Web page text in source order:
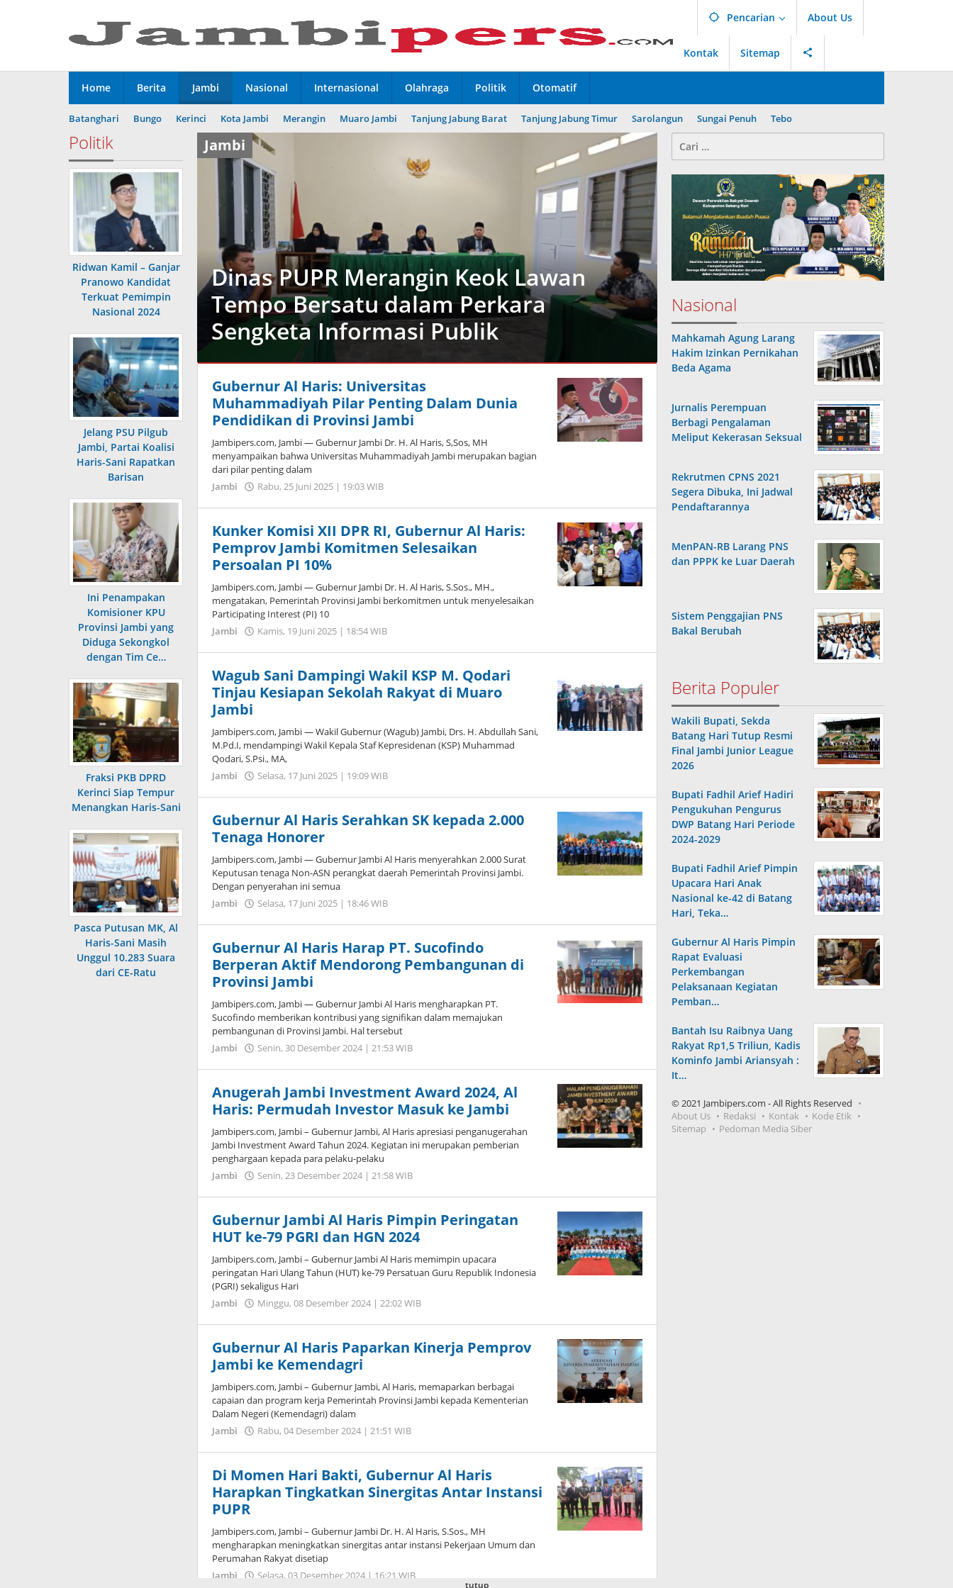
Pencarian About Us
Kontak Sitemap
Home Berita Jambi Nasional Internasional Olahraga Politik Otomatif
Batanghari Bungo Kerinci Kota Jambi Merangin Muaro Jambi Tanjung Jabung Barat Tanjung Jabung Timur Sarolangun Sungai Penuh Tebo
Politik
Ridwan Kamil – Ganjar
Pranowo Kandidat
Terkuat Pemimpin
Nasional 2024
Jelang PSU Pilgub
Jambi, Partai Koalisi
Haris-Sani Rapatkan
Barisan
Ini Penampakan
Komisioner KPU
Provinsi Jambi yang
Diduga Sekongkol
dengan Tim Ce…
Fraksi PKB DPRD
Kerinci Siap Tempur
Menangkan Haris-Sani
Pasca Putusan MK, Al
Haris-Sani Masih
Unggul 10.283 Suara
dari CE-Ratu
Dinas PUPR Merangin Keok Lawan
Tempo Bersatu dalam Perkara
Sengketa Informasi Publik
Senin,
Oktober
2025
22:44
oleh
Jambi
Jambi
Gubernur Al Haris: Universitas
Muhammadiyah Pilar Penting Dalam Dunia
Pendidikan di Provinsi Jambi
Jambipers.com, Jambi — Gubernur Jambi Dr. H. Al Haris, S,Sos, MH
menyampaikan bahwa Universitas Muhammadiyah Jambi merupakan bagian
dari pilar penting dalam
Jambi
Rabu, 25 Juni 2025 | 19:03 WIB
Kunker Komisi XII DPR RI, Gubernur Al Haris:
Pemprov Jambi Komitmen Selesaikan
Persoalan PI 10%
Jambipers.com, Jambi — Gubernur Jambi Dr. H. Al Haris, S.Sos., MH.,
mengatakan, Pemerintah Provinsi Jambi berkomitmen untuk menyelesaikan
Participating Interest (PI) 10
Jambi
Kamis, 19 Juni 2025 | 18:54 WIB
Wagub Sani Dampingi Wakil KSP M. Qodari
Tinjau Kesiapan Sekolah Rakyat di Muaro
Jambi
Jambipers.com, Jambi — Wakil Gubernur (Wagub) Jambi, Drs. H. Abdullah Sani,
M.Pd.I, mendampingi Wakil Kepala Staf Kepresidenan (KSP) Muhammad
Qodari, S.Psi., MA,
Jambi
Selasa, 17 Juni 2025 | 19:09 WIB
Gubernur Al Haris Serahkan SK kepada 2.000
Tenaga Honorer
Jambipers.com, Jambi — Gubernur Jambi Al Haris menyerahkan 2.000 Surat
Keputusan tenaga Non-ASN perangkat daerah Pemerintah Provinsi Jambi.
Dengan penyerahan ini semua
Jambi
Selasa, 17 Juni 2025 | 18:46 WIB
Gubernur Al Haris Harap PT. Sucofindo
Berperan Aktif Mendorong Pembangunan di
Provinsi Jambi
Jambipers.com, Jambi — Gubernur Jambi Al Haris mengharapkan PT.
Sucofindo memberikan kontribusi yang signifikan dalam memajukan
pembangunan di Provinsi Jambi. Hal tersebut
Jambi
Senin, 30 Desember 2024 | 21:53 WIB
Anugerah Jambi Investment Award 2024, Al
Haris: Permudah Investor Masuk ke Jambi
Jambipers.com, Jambi – Gubernur Jambi, Al Haris apresiasi penganugerahan
Jambi Investment Award Tahun 2024. Kegiatan ini merupakan pemberian
penghargaan kepada para pelaku-pelaku
Jambi
Senin, 23 Desember 2024 | 21:58 WIB
Gubernur Jambi Al Haris Pimpin Peringatan
HUT ke-79 PGRI dan HGN 2024
Jambipers.com, Jambi – Gubernur Jambi Al Haris memimpin upacara
peringatan Hari Ulang Tahun (HUT) ke-79 Persatuan Guru Republik Indonesia
(PGRI) sekaligus Hari
Jambi
Minggu, 08 Desember 2024 | 22:02 WIB
Gubernur Al Haris Paparkan Kinerja Pemprov
Jambi ke Kemendagri
Jambipers.com, Jambi – Gubernur Jambi, Al Haris, memaparkan berbagai
capaian dan program kerja Pemerintah Provinsi Jambi kepada Kementerian
Dalam Negeri (Kemendagri) dalam
Jambi
Rabu, 04 Desember 2024 | 21:51 WIB
Di Momen Hari Bakti, Gubernur Al Haris
Harapkan Tingkatkan Sinergitas Antar Instansi
PUPR
Jambipers.com, Jambi – Gubernur Jambi Dr. H. Al Haris, S.Sos., MH
mengharapkan meningkatkan sinergitas antar instansi Pekerjaan Umum dan
Perumahan Rakyat disetiap
Jambi
Selasa, 03 Desember 2024 | 16:21 WIB
Cari
untuk:
Nasional
Mahkamah Agung Larang
Hakim Izinkan Pernikahan
Beda Agama
Jurnalis Perempuan
Berbagi Pengalaman
Meliput Kekerasan Seksual
Rekrutmen CPNS 2021
Segera Dibuka, Ini Jadwal
Pendaftarannya
MenPAN-RB Larang PNS
dan PPPK ke Luar Daerah
Sistem Penggajian PNS
Bakal Berubah
Berita Populer
Wakili Bupati, Sekda
Batang Hari Tutup Resmi
Final Jambi Junior League
2026
Bupati Fadhil Arief Hadiri
Pengukuhan Pengurus
DWP Batang Hari Periode
2024-2029
Bupati Fadhil Arief Pimpin
Upacara Hari Anak
Nasional ke-42 di Batang
Hari, Teka…
Gubernur Al Haris Pimpin
Rapat Evaluasi
Perkembangan
Pelaksanaan Kegiatan
Pemban…
Bantah Isu Raibnya Uang
Rakyat Rp1,5 Triliun, Kadis
Kominfo Jambi Ariansyah :
It…
© 2021 Jambipers.com - All Rights Reserved
About Us
Redaksi Kontak
Kode Etik
Sitemap
Pedoman Media Siber
tutup